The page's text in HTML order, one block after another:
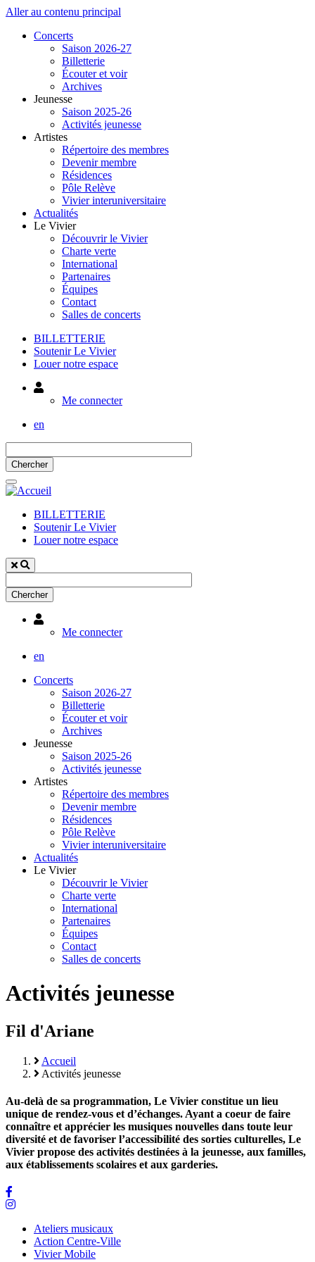
Aller au contenu principal
Concerts
Saison 2026-27
Billetterie
Écouter et voir
Archives
Jeunesse
Saison 2025-26
Activités jeunesse
Artistes
Répertoire des membres
Devenir membre
Résidences
Pôle Relève
Vivier interuniversitaire
Actualités
Le Vivier
Découvrir le Vivier
Charte verte
International
Partenaires
Équipes
Contact
Salles de concerts
BILLETTERIE
Soutenir Le Vivier
Louer notre espace
Utilisateur
Me connecter
en
BILLETTERIE
Soutenir Le Vivier
Louer notre espace
Utilisateur
Me connecter
en
Concerts
Saison 2026-27
Billetterie
Écouter et voir
Archives
Jeunesse
Saison 2025-26
Activités jeunesse
Artistes
Répertoire des membres
Devenir membre
Résidences
Pôle Relève
Vivier interuniversitaire
Actualités
Le Vivier
Découvrir le Vivier
Charte verte
International
Partenaires
Équipes
Contact
Salles de concerts
Activités jeunesse
Fil d'Ariane
Accueil
Activités jeunesse
Au-delà de sa programmation, Le Vivier constitue un lieu
unique de rendez-vous et d’échanges. Ayant a coeur de faire
connaître et apprécier les musiques nouvelles dans toute leur
diversité et de favoriser l’accessibilité des sorties culturelles, Le
Vivier propose des activités destinées à la jeunesse, aux familles,
aux établissements scolaires et aux garderies.
Ateliers musicaux
Action Centre-Ville
Vivier Mobile